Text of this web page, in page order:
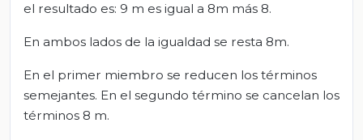
el resultado es: 9 m es igual a 8m más 8.
En ambos lados de la igualdad se resta 8m.
En el primer miembro se reducen los términos
semejantes. En el segundo término se cancelan los
términos 8 m.